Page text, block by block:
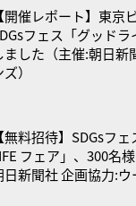
【開催レポート】東京
フェス「グッド
ました（主催:朝日新
）
【無料招待】SDGsフ
フェア」、300名
日新聞社 企画協力:ウ